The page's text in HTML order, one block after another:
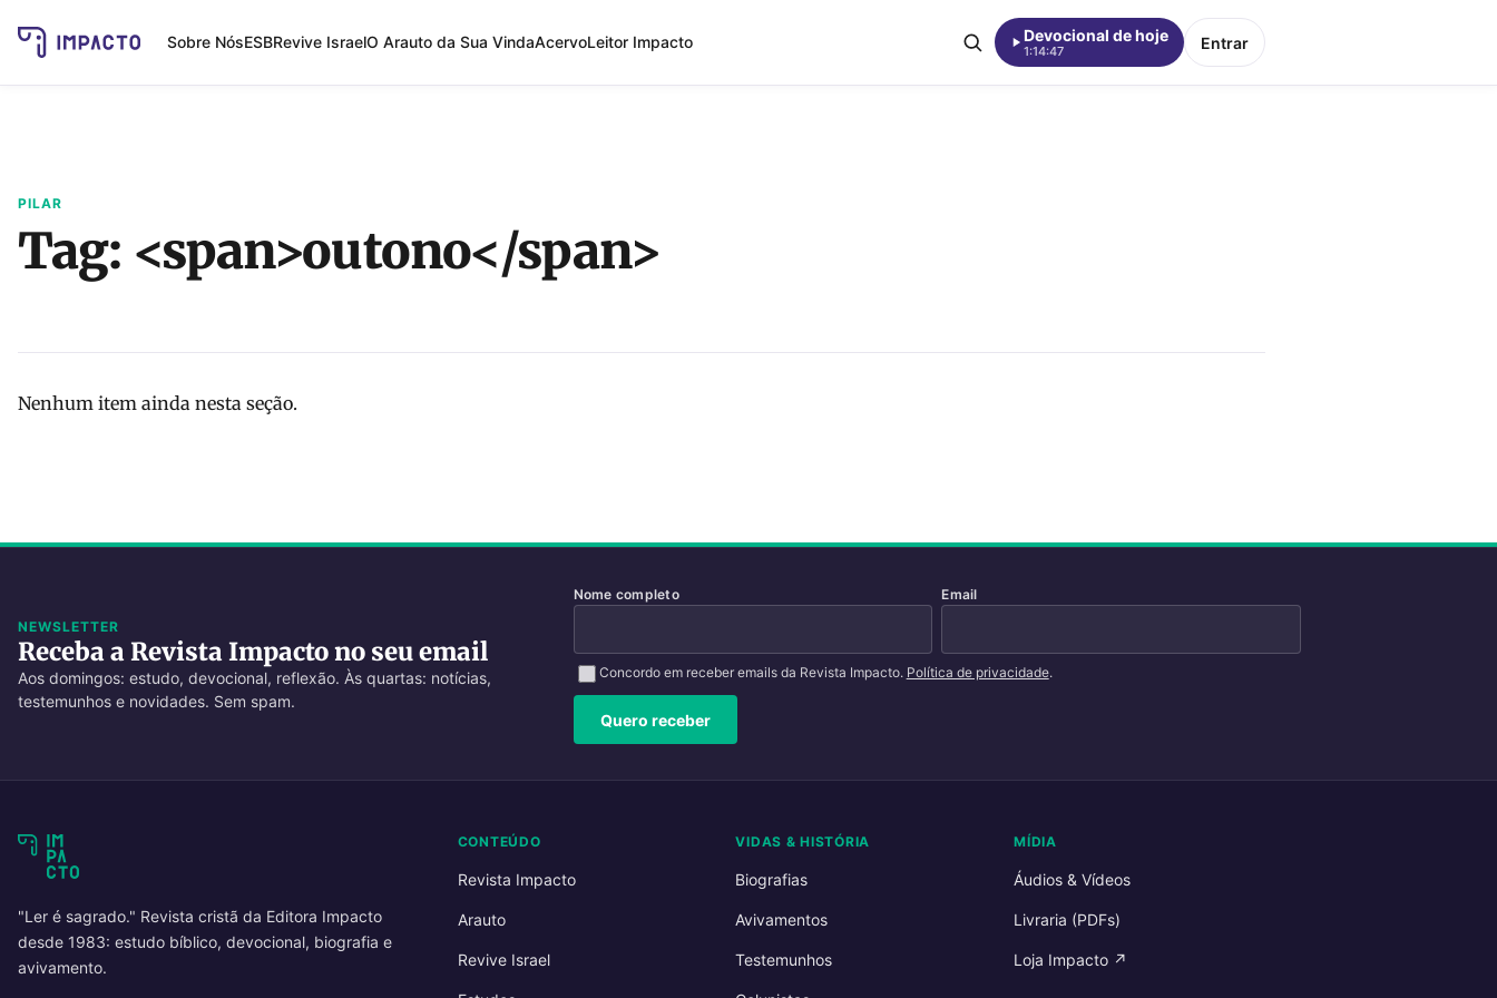
Sobre NósESBRevive IsraelO Arauto da Sua VindaAcervoLeitor Impacto Devocional de hoje
1:14:47 Entrar
PILAR
Tag: <span>outono</span>
Nenhum item ainda nesta seção.
NEWSLETTER
Receba a Revista Impacto no seu email
Aos domingos: estudo, devocional, reflexão. Às quartas: notícias,
testemunhos e novidades. Sem spam.
Nome completo Email
Concordo em receber emails da Revista Impacto. Política de privacidade.
Quero receber
"Ler é sagrado." Revista cristã da Editora Impacto
desde 1983: estudo bíblico, devocional, biografia e
avivamento.
CONTEÚDO
Revista Impacto
Arauto
Revive Israel
VIDAS & HISTÓRIA
Biografias
Avivamentos
Testemunhos
MÍDIA
Áudios & Vídeos
Livraria (PDFs)
Loja Impacto ↗